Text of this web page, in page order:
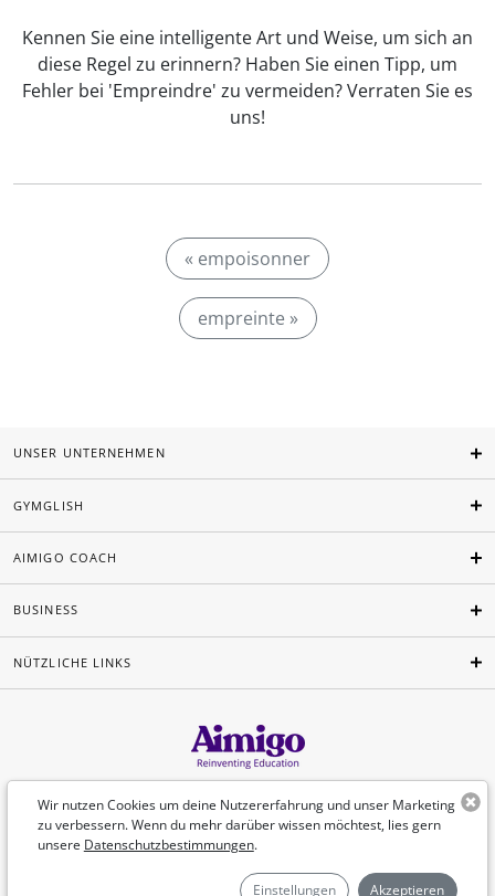
Kennen Sie eine intelligente Art und Weise, um sich an
diese Regel zu erinnern? Haben Sie einen Tipp, um
Fehler bei 'Empreindre' zu vermeiden? Verraten Sie es
uns!
« empoisonner
empreinte »
Wir nutzen Cookies um deine Nutzererfahrung und unser Marketing
zu verbessern. Wenn du mehr darüber wissen möchtest, lies gern
unsere Datenschutzbestimmungen.
Einstellungen Akzeptieren
UNSER UNTERNEHMEN
GYMGLISH
AIMIGO COACH
BUSINESS
NÜTZLICHE LINKS
Deutsch
©Aimigo 2026